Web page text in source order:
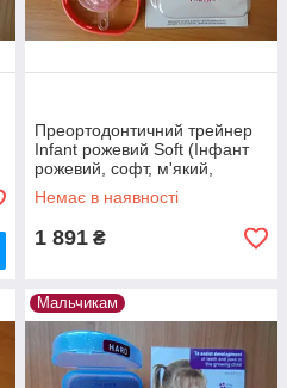
Преортодонтичний трейнер
Infant рожевий Soft (Інфант
рожевий, софт, м'який,
оригінальний)
Немає в наявності
1 891 ₴
Мальчикам